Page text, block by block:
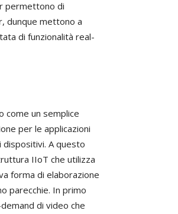
permettono di
dunque mettono a
di funzionalità real-
come un semplice
per le applicazioni
A questo
IIoT che utilizza
forma di elaborazione
parecchie. In primo
di video che